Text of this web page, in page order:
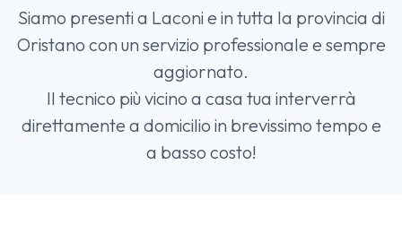
Siamo presenti a Laconi e in tutta la provincia di
Oristano con un servizio professionale e sempre
aggiornato.
Il tecnico più vicino a casa tua interverrà
direttamente a domicilio in brevissimo tempo e
a basso costo!